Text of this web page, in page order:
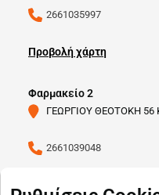
2661035997
Προβολή χάρτη
Φαρμακείο 2
ΓΕΩΡΓΙΟΥ ΘΕΟΤΟΚΗ 56
2661039048
Προβολή χάρτη